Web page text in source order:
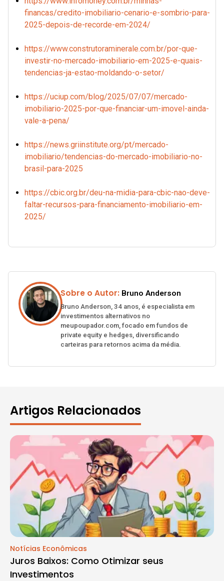
financas/credito-imobiliario-cenario-e-sombrio-para-
2025-depois-de-recorde-em-2024/
https://www.construtoraminerale.com.br/por-que-
investir-no-mercado-imobiliario-em-2025-e-quais-
tendencias-ja-estao-moldando-o-setor/
https://uciup.com/blog/2025/07/07/mercado-
imobiliario-2025-por-que-financiar-um-imovel-ainda-
vale-a-pena/
https://news.griinstitute.org/pt/mercado-
imobiliario/tendencias-do-mercado-imobiliario-no-
brasil-para-2025
https://cbic.org.br/deu-na-midia-para-cbic-nao-deve-
faltar-recursos-para-financiamento-imobiliario-em-
2025/
Sobre o Autor: Bruno Anderson
Bruno Anderson, 34 anos, é especialista em
investimentos alternativos no
meupoupador.com, focado em fundos de
private equity e hedges, diversificando
carteiras para retornos acima da média.
Artigos Relacionados
Notícias Econômicas
Juros Baixos: Como Otimizar seus
Investimentos